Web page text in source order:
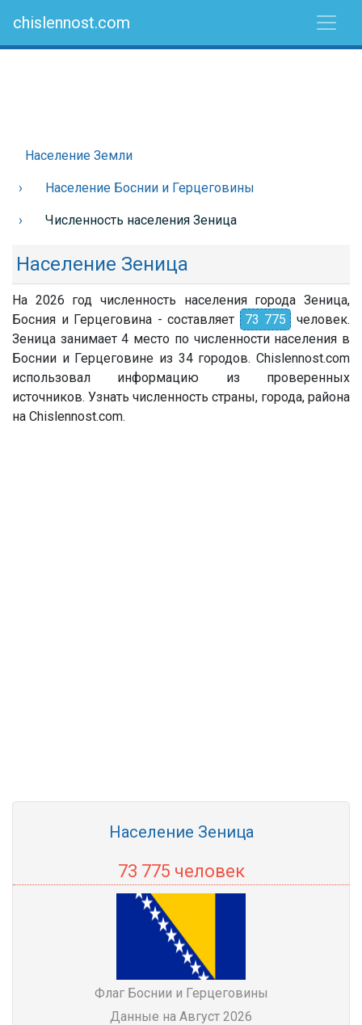
chislennost.com
Население Земли
Население Боснии и Герцеговины
Численность населения Зеница
Население Зеница
На 2026 год численность населения города Зеница,
Босния и Герцеговина - составляет
73 775
человек.
Зеница занимает 4 место по численности населения в
Боснии и Герцеговине из 34 городов. Chislennost.com
использовал информацию из проверенных
источников. Узнать численность страны, города, района
на Chislennost.com.
Население Зеница
73 775 человек
Флаг Боснии и Герцеговины
Данные на Август 2026